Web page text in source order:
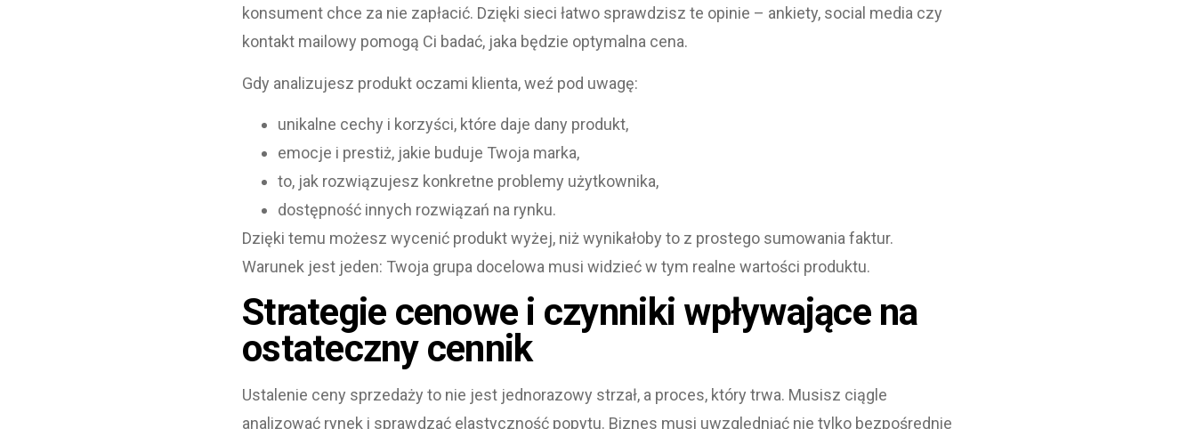
konsument chce za nie zapłacić. Dzięki sieci łatwo sprawdzisz te opinie – ankiety, social media czy
kontakt mailowy pomogą Ci badać, jaka będzie optymalna cena.
Gdy analizujesz produkt oczami klienta, weź pod uwagę:
unikalne cechy i korzyści, które daje dany produkt,
emocje i prestiż, jakie buduje Twoja marka,
to, jak rozwiązujesz konkretne problemy użytkownika,
dostępność innych rozwiązań na rynku.
Dzięki temu możesz wycenić produkt wyżej, niż wynikałoby to z prostego sumowania faktur.
Warunek jest jeden: Twoja grupa docelowa musi widzieć w tym realne wartości produktu.
Strategie cenowe i czynniki wpływające na
ostateczny cennik
Ustalenie ceny sprzedaży to nie jest jednorazowy strzał, a proces, który trwa. Musisz ciągle
analizować rynek i sprawdzać elastyczność popytu. Biznes musi uwzględniać nie tylko bezpośrednie